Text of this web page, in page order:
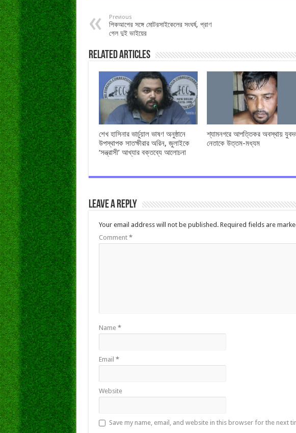
Previous
পিকআপের সঙ্গে মোটরসাইকেলের সংঘর্ষ, প্রাণ
গেল দুই ভাইয়ের
Related Articles
শেখ হাসিনার ভার্চুয়াল ভাষণ অনুষ্ঠানে
উপস্থাপক সাতক্ষীরার অরিন, জুলাইকে
‘সন্ত্রাসী’ আখ্যার বক্তব্যে আলোচনা
শ্যামনগরে আপত্তিকর অবস্থায়
নেতাকে উত্তম-মধ্যম
Leave a Reply
Your email address will not be published. Required fields are
Comment *
Name *
Email *
Website
Save my name, email, and website in this browser for the next